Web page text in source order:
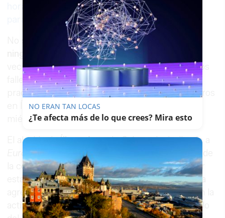
horas: el pasaporte covid no se pedirá
para ir a pubs y discotecas
No se conocía que ninguno de los dos tuviera
ninguna enfermedad terminal
vecinos han acogido también con sorpresa estos
fallecimientos. Está previsto que, una vez se
practiquen las autopsias, se celebren los entierros
en Íllora, en principio en la tarde de este
miércoles.
El alcalde deÍllora, Antonio Salazar, ha indicado a
Europa Press
que ha trasladado su pésame y el de
la corporación local a la familia más cercana por
estas pérdidas. Se los va a "echar de menos", ha
agregado el regidor, quien ha hecho hincapié en la
actitud participativa en las actividades del pueblo
NO ERAN TAN LOCAS
¿Te afecta más de lo que crees? Mira esto